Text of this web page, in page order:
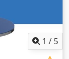
1 / 5